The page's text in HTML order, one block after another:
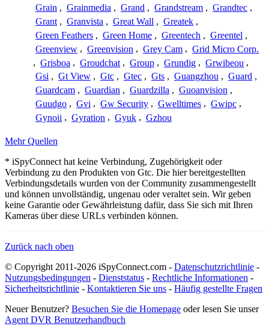
Grain , Grainmedia , Grand , Grandstream , Grandtec ,
Grant , Granvista , Great Wall , Greatek ,
Green Feathers , Green Home , Greentech , Greentel ,
Greenview , Greenvision , Grey Cam , Grid Micro Corp.
, Grisboa , Groudchat , Group , Grundig , Grwibeou ,
Gsi , Gt View , Gtc , Gtec , Gts , Guangzhou , Guard ,
Guardcam , Guardian , Guardzilla , Guoanvision ,
Guudgo , Gvi , Gw Security , Gwelltimes , Gwipc ,
Gynoii , Gyration , Gyuk , Gzhou
Mehr Quellen
* iSpyConnect hat keine Verbindung, Zugehörigkeit oder
Verbindung zu den Produkten von Gtc. Die hier bereitgestellten
Verbindungsdetails wurden von der Community zusammengestellt
und können unvollständig, ungenau oder veraltet sein. Wir geben
keine Garantie oder Gewährleistung dafür, dass Sie sich mit Ihren
Kameras über diese URLs verbinden können.
Zurück nach oben
© Copyright 2011-2026 iSpyConnect.com - Datenschutzrichtlinie -
Nutzungsbedingungen - Dienststatus - Rechtliche Informationen -
Sicherheitsrichtlinie - Kontaktieren Sie uns - Häufig gestellte Fragen
Neuer Benutzer? Besuchen Sie die Homepage oder lesen Sie unser
Agent DVR Benutzerhandbuch